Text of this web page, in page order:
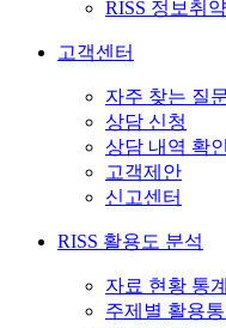
RISS 정보취
고객센터
자주 찾는 질
상담 신청
상담 내역 확인
고객제안
신고센터
RISS 활용도 분석
자료 현황 통계
주제별 활용